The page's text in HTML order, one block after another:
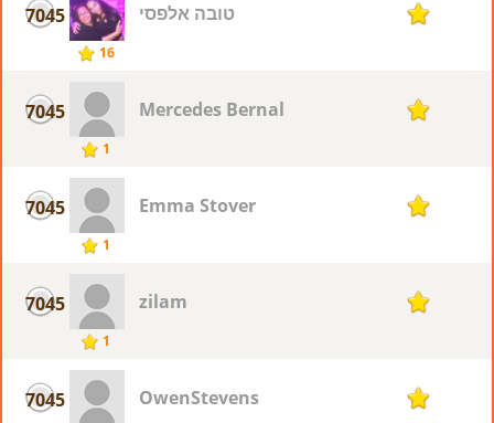
7045
16
טובה אלפסי 1
7045
1
Mercedes Bernal 1
7045
1
Emma Stover 1
7045
1
zilam 1
7045 OwenStevens 1